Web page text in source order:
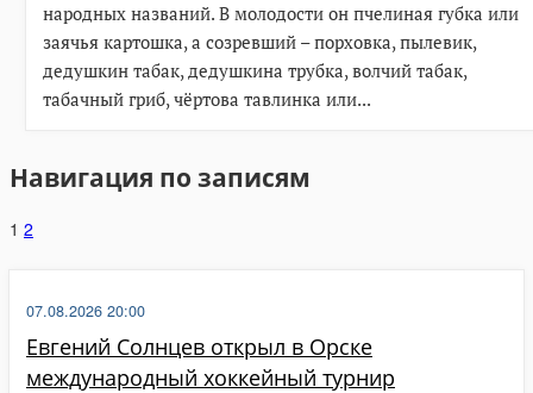
народных названий. В молодости он пчелиная губка или
заячья картошка, а созревший – порховка, пылевик,
дедушкин табак, дедушкина трубка, волчий табак,
табачный гриб, чёртова тавлинка или...
Навигация по записям
1 2
Евгений Солнцев открыл в Орске
международный хоккейный турнир
07.08.2026 20:00